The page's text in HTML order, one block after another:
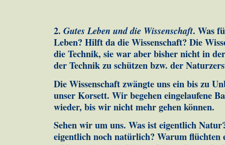
2.Gutes Leben und die Wissenschaft. Was
Leben? Hilft da die Wissenschaft? Die
die Technik, sie war aber bis­her nicht in
der Tech­nik zu schüt­zen bzw. der
Die Wissenschaft zwängte uns ein bis zu
unser Korsett. Wir begehen eingelaufene
wieder, bis wir nicht mehr gehen kön­nen.
Sehen wir um uns. Was ist eigentlich
eigentlich noch natürlich? Warum flüchten